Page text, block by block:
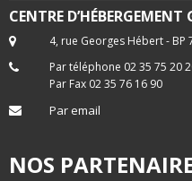
CENTRE
4, rue Georges Hébert - BP
Par téléphone 02 35 75 20
Par Fax 02 35 76 16 90
Par email
NOS